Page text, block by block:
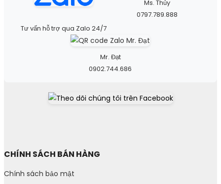
Tư vấn hỗ trợ qua Zalo 24/7
Ms. Thủy
0797.789.888
Mr. Đạt
0902.744.686
CHÍNH SÁCH BÁN HÀNG
Chính sách bảo mật